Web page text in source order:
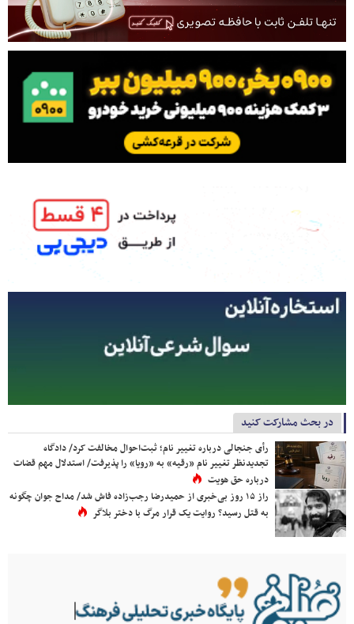
در بحث مشارکت کنید
رأی جنجالی درباره تغییر نام؛ ثبت‌احوال مخالفت کرد/ دادگاه
تجدیدنظر تغییر نام «رقیه» به «رویا» را پذیرفت/ استدلال مهم قضات
درباره حق هویت
راز ۱۵ روز بی‌خبری از حمیدرضا رجب‌زاده فاش شد/ مداح جوان چگونه
به قتل رسید؟ روایت یک قرار مرگ با دختر بلاگر